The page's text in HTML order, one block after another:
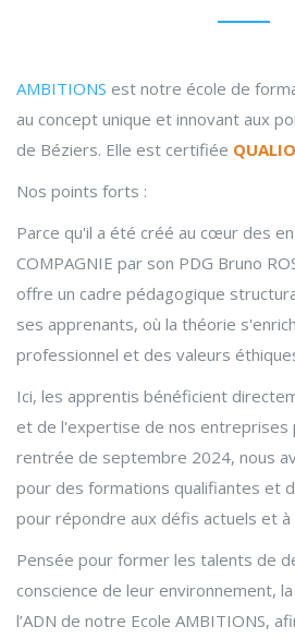
AMBITIONS est notre école de
au concept unique et innovant aux
de Béziers. Elle est certifiée
Nos points forts :
Parce qu'il a été créé au cœur des
COMPAGNIE par son PDG Bruno
offre un cadre pédagogique
ses apprenants, où la théorie
professionnel et des valeurs
Ici, les apprentis bénéficient
et de l'expertise de nos entreprises
rentrée de septembre 2024, nous
pour des formations qualifiantes et
pour répondre aux défis actuels et à
Pensée pour former les talents de
conscience de leur environnement,
l’ADN de notre Ecole AMBITIONS,